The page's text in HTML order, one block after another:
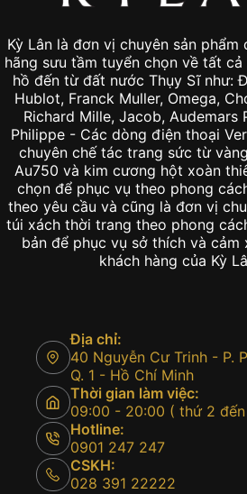
Kỳ Lân là đơn vị chuyên sản phẩm
hãng sưu tầm tuyển chọn về tất
hồ đến từ đất nước Thụy Sĩ như:
Hublot, Franck Muller, Omega,
Richard Mille, Jacob, Audemars
Philippe - Các dòng điện thoại
chuyên chế tác trang sức từ
Au750 và kim cương hột xoàn
chọn để phục vụ theo phong
theo yêu cầu và cũng là đơn vị
túi xách thời trang theo phong
bản để phục vụ sở thích và cảm
khách hàng của Kỳ
Địa chỉ:
40 Nguyễn Cư Trinh - P.
Q. 1 - Hồ Chí Minh
Thời gian làm việc:
09:00 - 20:00 ( thứ 2 đến
Hotline:
0901 247 247
CSKH:
028 391 22222